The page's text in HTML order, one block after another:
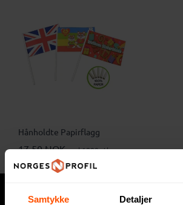
Samtykke Detaljer
Hånholdte Papirflagg
17.50 NOKved 1000 stk.